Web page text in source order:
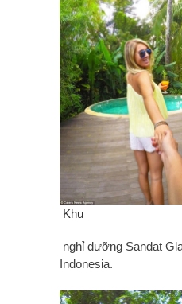
Khu
nghỉ dưỡng Sandat
Indonesia.